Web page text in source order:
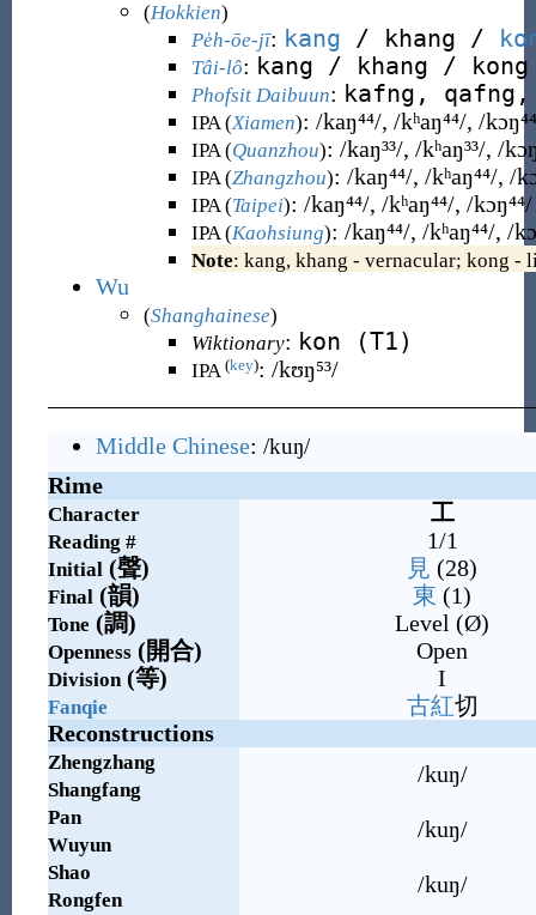
(Hokkien)
Pe̍h-ōe-jī: kang / khang /
Tâi-lô: kang / khang / kong
Phofsit Daibuun: kafng, qafng,
IPA (Xiamen): /kaŋ⁴⁴/, /kʰaŋ⁴⁴/, /
IPA (Quanzhou): /kaŋ³³/, /kʰaŋ³³/, /
IPA (Zhangzhou): /kaŋ⁴⁴/, /kʰaŋ⁴⁴/, /
IPA (Taipei): /kaŋ⁴⁴/, /kʰaŋ⁴⁴/, /kɔŋ⁴⁴/
IPA (Kaohsiung): /kaŋ⁴⁴/, /kʰaŋ⁴⁴/, /
Note: kang, khang - vernacular; kong -
Wu
(Shanghainese)
Wiktionary: kon (T1)
IPA (key): /kʊŋ⁵³/
Middle Chinese: /kuŋ/
Rime
Character 工
Reading # 1/1
Initial (聲) 見 (28)
Final (韻) 東 (1)
Tone (調) Level (Ø)
Openness(開合) Open
Division(等) I
Fanqie 古紅切
Reconstructions
Zhengzhang
Shangfang
/kuŋ/
Pan
Wuyun
/kuŋ/
Shao
Rongfen
/kuŋ/